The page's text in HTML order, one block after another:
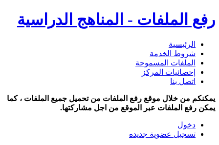
رفع الملفات - المناهج الدراسية
الرئيسية
شروط الخدمة
الملفات المسموحة
إحصائيات المركز
اتصل بنا
يمكنكم من خلال موقع رفع الملفات من تحميل جميع الملفات ، كما
يمكن رفع الملفات عبر الموقع من اجل مشاركتها.
دخول
تسجيل عضوية جديده